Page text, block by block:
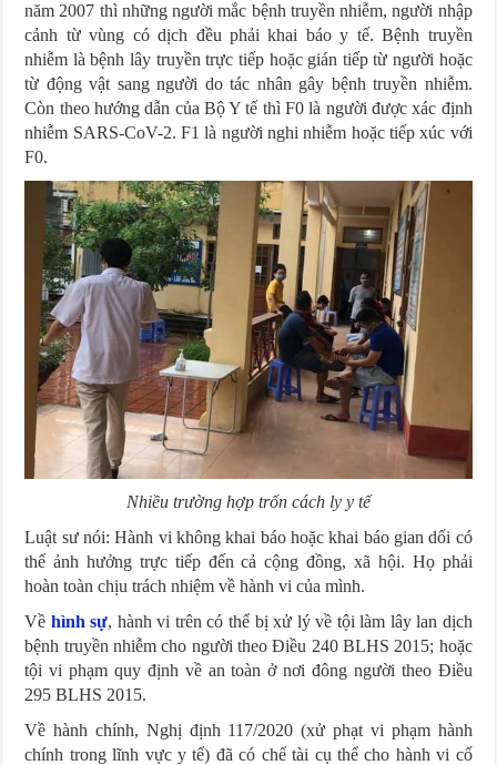
năm 2007 thì những người mắc bệnh truyền nhiễm, người nhập
cảnh từ vùng có dịch đều phải khai báo y tế. Bệnh truyền
nhiễm là bệnh lây truyền trực tiếp hoặc gián tiếp từ người hoặc
từ động vật sang người do tác nhân gây bệnh truyền nhiễm.
Còn theo hướng dẫn của Bộ Y tế thì F0 là người được xác định
nhiễm SARS-CoV-2. F1 là người nghi nhiễm hoặc tiếp xúc với
F0.
Nhiều trường hợp trốn cách ly y tế
Luật sư nói: Hành vi không khai báo hoặc khai báo gian dối có
thể ảnh hưởng trực tiếp đến cả cộng đồng, xã hội. Họ phải
hoàn toàn chịu trách nhiệm về hành vi của mình.
Về hình sự, hành vi trên có thể bị xử lý về tội làm lây lan dịch
bệnh truyền nhiễm cho người theo Điều 240 BLHS 2015; hoặc
tội vi phạm quy định về an toàn ở nơi đông người theo Điều
295 BLHS 2015.
Về hành chính, Nghị định 117/2020 (xử phạt vi phạm hành
chính trong lĩnh vực y tế) đã có chế tài cụ thể cho hành vi cố